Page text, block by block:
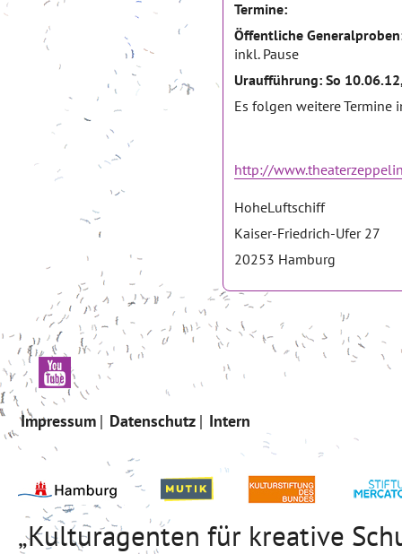
Termine:
Öffentliche
inkl. Pause
Uraufführung: So
Es folgen weitere Termine
http://
HoheLuftschiff
Kaiser-Friedrich-Ufer 27
20253 Hamburg
Impressum Datenschutz Intern
„Kulturagenten für kreative